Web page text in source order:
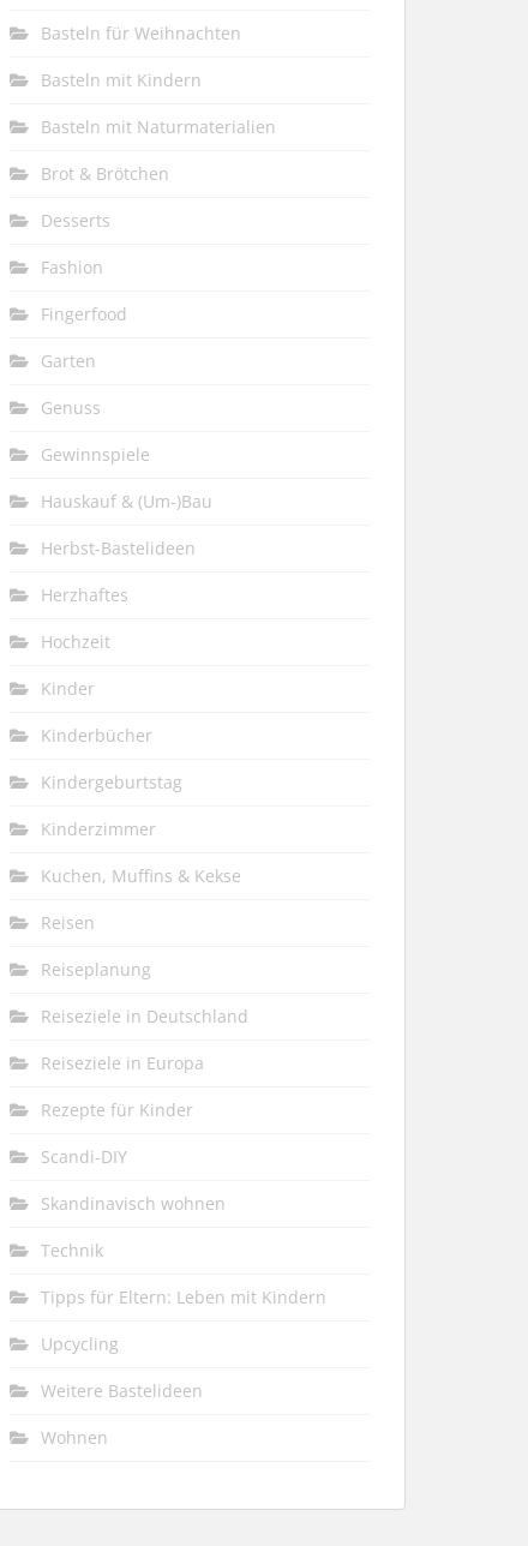
Basteln für Weihnachten
Basteln mit Kindern
Basteln mit Naturmaterialien
Brot & Brötchen
Desserts
Fashion
Fingerfood
Garten
Genuss
Gewinnspiele
Hauskauf & (Um-)Bau
Herbst-Bastelideen
Herzhaftes
Hochzeit
Kinder
Kinderbücher
Kindergeburtstag
Kinderzimmer
Kuchen, Muffins & Kekse
Reisen
Reiseplanung
Reiseziele in Deutschland
Reiseziele in Europa
Rezepte für Kinder
Scandi-DIY
Skandinavisch wohnen
Technik
Tipps für Eltern: Leben mit Kindern
Upcycling
Weitere Bastelideen
Wohnen